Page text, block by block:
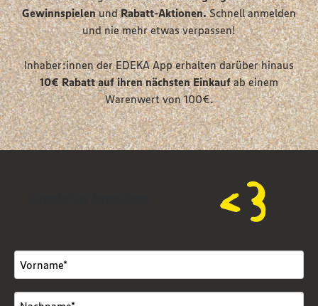
GewinnspielenundRabatt-Aktionen.Schnell anmelden
und nie mehr etwas verpassen!
Inhaber:innen der EDEKA App erhalten darüber hinaus
10€ Rabatt aufihren nächsten Einkaufab einem
Warenwert von 100€.